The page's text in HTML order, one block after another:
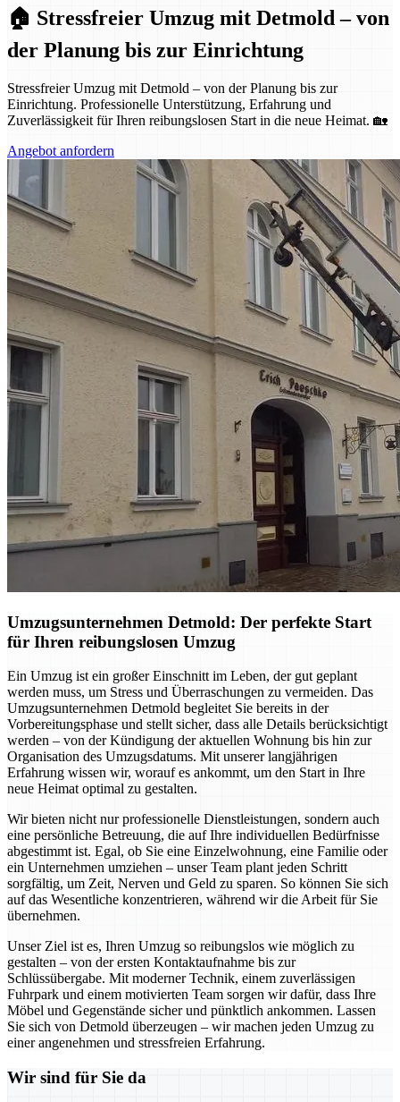
🏠 Stressfreier Umzug mit Detmold – von
der Planung bis zur Einrichtung
Stressfreier Umzug mit Detmold – von der Planung bis zur
Einrichtung. Professionelle Unterstützung, Erfahrung und
Zuverlässigkeit für Ihren reibungslosen Start in die neue Heimat. 🏡
Angebot anfordern
Umzugsunternehmen Detmold: Der perfekte Start
für Ihren reibungslosen Umzug
Ein Umzug ist ein großer Einschnitt im Leben, der gut geplant
werden muss, um Stress und Überraschungen zu vermeiden. Das
Umzugsunternehmen Detmold begleitet Sie bereits in der
Vorbereitungsphase und stellt sicher, dass alle Details berücksichtigt
werden – von der Kündigung der aktuellen Wohnung bis hin zur
Organisation des Umzugsdatums. Mit unserer langjährigen
Erfahrung wissen wir, worauf es ankommt, um den Start in Ihre
neue Heimat optimal zu gestalten.
Wir bieten nicht nur professionelle Dienstleistungen, sondern auch
eine persönliche Betreuung, die auf Ihre individuellen Bedürfnisse
abgestimmt ist. Egal, ob Sie eine Einzelwohnung, eine Familie oder
ein Unternehmen umziehen – unser Team plant jeden Schritt
sorgfältig, um Zeit, Nerven und Geld zu sparen. So können Sie sich
auf das Wesentliche konzentrieren, während wir die Arbeit für Sie
übernehmen.
Unser Ziel ist es, Ihren Umzug so reibungslos wie möglich zu
gestalten – von der ersten Kontaktaufnahme bis zur
Schlüssübergabe. Mit moderner Technik, einem zuverlässigen
Fuhrpark und einem motivierten Team sorgen wir dafür, dass Ihre
Möbel und Gegenstände sicher und pünktlich ankommen. Lassen
Sie sich von Detmold überzeugen – wir machen jeden Umzug zu
einer angenehmen und stressfreien Erfahrung.
Wir sind für Sie da